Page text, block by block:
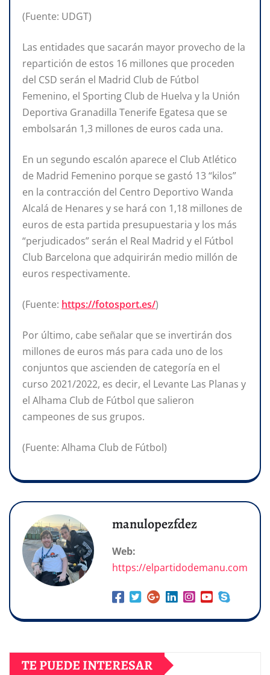
(Fuente: UDGT)
Las entidades que sacarán mayor provecho de la
repartición de estos 16 millones que proceden
del CSD serán el Madrid Club de Fútbol
Femenino, el Sporting Club de Huelva y la Unión
Deportiva Granadilla Tenerife Egatesa que se
embolsarán 1,3 millones de euros cada una.
En un segundo escalón aparece el Club Atlético
de Madrid Femenino porque se gastó 13 “kilos”
en la contracción del Centro Deportivo Wanda
Alcalá de Henares y se hará con 1,18 millones de
euros de esta partida presupuestaria y los más
“perjudicados” serán el Real Madrid y el Fútbol
Club Barcelona que adquirirán medio millón de
euros respectivamente.
(Fuente: https://fotosport.es/)
Por último, cabe señalar que se invertirán dos
millones de euros más para cada uno de los
conjuntos que ascienden de categoría en el
curso 2021/2022, es decir, el Levante Las Planas y
el Alhama Club de Fútbol que salieron
campeones de sus grupos.
(Fuente: Alhama Club de Fútbol)
manulopezfdez
Web:
https://elpartidodemanu.com
TE PUEDE INTERESAR